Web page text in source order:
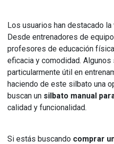
Los usuarios han destacado
Desde entrenadores de
profesores de educación
eficacia y comodidad. Algunos
particularmente útil en
haciendo de este silbato una
buscan un silbato manual
calidad y funcionalidad.
Si estás buscando comprar